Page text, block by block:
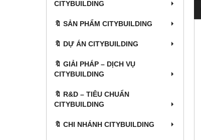
CITYBUILDING
🔖 SẢN PHẨM CITYBUILDING
🔖 DỰ ÁN CITYBUILDING
🔖 GIẢI PHÁP – DỊCH VỤ
CITYBUILDING
🔖​​​​​​​ R&D – TIÊU CHUẨN
CITYBUILDING
🔖 CHI NHÁNH CITYBUILDING